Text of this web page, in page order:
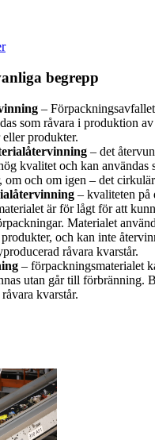
begrepp
–
som råvara i produktion
produkter.
– det
kvalitet och kan användas
om och om igen – det
– kvaliteten på
är för lågt för att
Materialet
och kan inte
råvara kvarstår.
– förpackningsmaterialet
utan går till förbränning.
kvarstår.